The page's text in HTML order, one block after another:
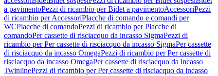
a pavimentoPezzi di ricambio per Bidet a pavimentoAccessoriPezzi
di ricambio per AccessoriPlacche di comando e comandi per
WCPlacche di comandoPezzi di ricambio per Placche di
comandoPer cassette di risciacquo da incasso SigmaPezzi di
ricambio per Per cassette di risciacquo da incasso SigmaPer cassette
di risciacquo da incasso OmegaPezzi di ricambio per Per cassette di
risciacquo da incasso OmegaPer cassette di risciacquo da incasso
TwinlinePezzi di ricambio per Per cassette di risciacquo da incasso